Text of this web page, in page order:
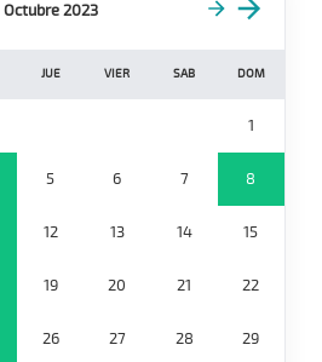
Octubre 2023
JUE VIER SAB DOM
1
5 6 7 8
12 13 14 15
19 20 21 22
26 27 28 29